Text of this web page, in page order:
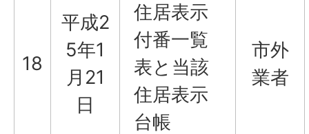
18
平成2
5年1
月21
日
住居表示
付番一覧
表と当該
住居表示
台帳
市外
業者